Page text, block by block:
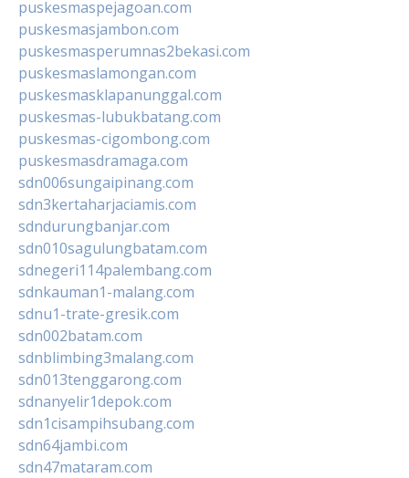
puskesmaspejagoan.com
puskesmasjambon.com
puskesmasperumnas2bekasi.com
puskesmaslamongan.com
puskesmasklapanunggal.com
puskesmas-lubukbatang.com
puskesmas-cigombong.com
puskesmasdramaga.com
sdn006sungaipinang.com
sdn3kertaharjaciamis.com
sdndurungbanjar.com
sdn010sagulungbatam.com
sdnegeri114palembang.com
sdnkauman1-malang.com
sdnu1-trate-gresik.com
sdn002batam.com
sdnblimbing3malang.com
sdn013tenggarong.com
sdnanyelir1depok.com
sdn1cisampihsubang.com
sdn64jambi.com
sdn47mataram.com